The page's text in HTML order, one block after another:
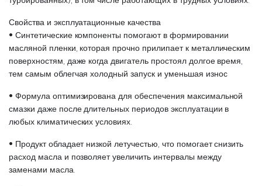
Свойства и эксплуатационные качества
• Синтетические компоненты помогают в формировании
масляной пленки, которая прочно прилипает к металлическим
поверхностям, даже когда двигатель простоял долгое время,
тем самым облегчая холодный запуск и уменьшая износ
• Формула оптимизирована для обеспечения максимальной
смазки даже после длительных периодов эксплуатации в
любых климатических условиях.
• Продукт обладает низкой летучестью, что помогает снизить
расход масла и позволяет увеличить интервалы между
заменами масла.